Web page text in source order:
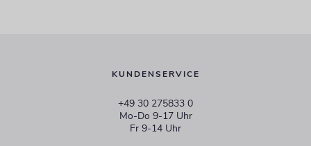
KUNDENSERVICE
+49 30 275833 0
Mo-Do 9-17 Uhr
Fr 9-14 Uhr